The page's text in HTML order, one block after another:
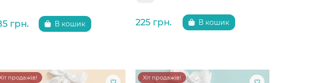
грн. В кошик 225 грн. В кошик
продажів!
Хіт продажів!